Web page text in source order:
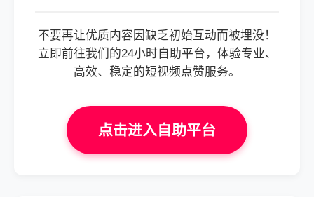
不要再让优质内容因缺乏初始互动而被埋没！
立即前往我们的24小时自助平台，体验专业、
高效、稳定的短视频点赞服务。
点击进入自助平台